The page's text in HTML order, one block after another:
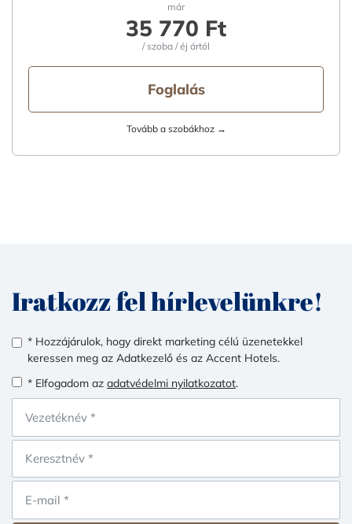
már
35 770 Ft
/ szoba / éj ártól
Foglalás
Tovább a szobákhoz →
Iratkozz fel hírlevelünkre!
* Hozzájárulok, hogy direkt marketing célú üzenetekkel
keressen meg az Adatkezelő és az Accent Hotels.
* Elfogadom az adatvédelmi nyilatkozatot.